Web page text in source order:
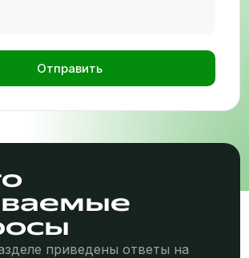
Отправить
приведены ответы на